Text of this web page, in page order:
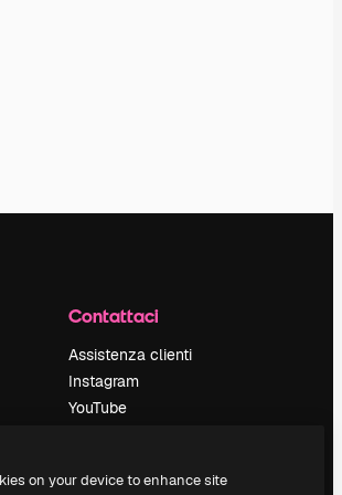
Contattaci
Assistenza clienti
Instagram
YouTube
Discord
on your device to enhance site